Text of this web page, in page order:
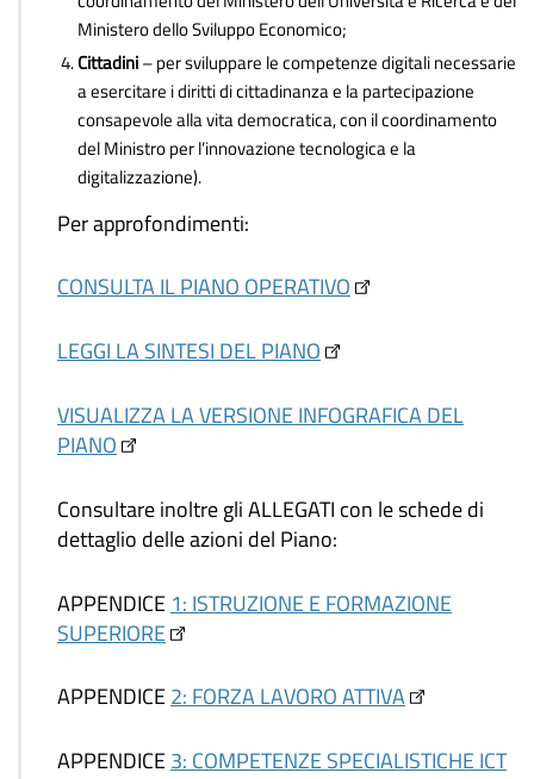
Ministero dello Sviluppo Economico;
Cittadini– per sviluppare le competenze digitali necessarie
a esercitare i diritti di cittadinanza e la partecipazione
consapevole alla vita democratica, con il coordinamento
del Ministro per l’innovazione tecnologica e la
digitalizzazione).
Per approfondimenti:
CONSULTA IL PIANO OPERATIVO
LEGGI LA SINTESI DEL PIANO
VISUALIZZA LA VERSIONE INFOGRAFICA DEL
PIANO
Consultare inoltre gli ALLEGATI con le schede di
dettaglio delle azioni del Piano:
APPENDICE 1: ISTRUZIONE E FORMAZIONE
SUPERIORE
APPENDICE2: FORZA LAVORO ATTIVA
APPENDICE3: COMPETENZE SPECIALISTICHE ICT